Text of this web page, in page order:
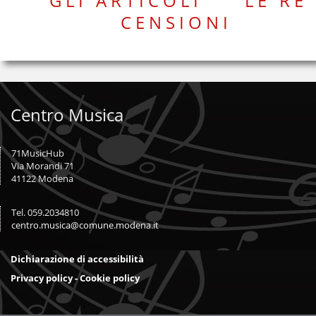
C E N S I O N I
Centro Musica
71MusicHub
Via Morandi 71
41122 Modena
Tel. 059.2034810
centro.musica@comune.modena.it
Dichiarazione di accessibilità
Privacy policy - Cookie policy